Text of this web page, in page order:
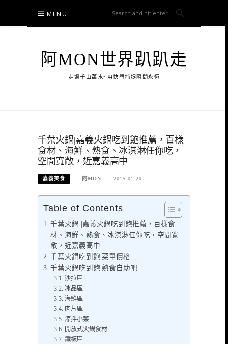
content
MENU
阿MON世界趴趴走
走遍千山萬水~用快門捕捉瞬間永恆
千葉火鍋|嘉義火鍋吃到飽推薦，百樣
食材、海鮮、熟食、冰淇淋任你吃，
空間寬敞，近嘉義高中
嘉義美食 阿MON 2015-01-20
Table of Contents
千葉火鍋 |嘉義火鍋吃到飽推薦，百樣食
材、海鮮、熟食、冰淇淋任你吃，空間寬
敞，近嘉義高中
千葉火鍋吃到飽|菜單價格
千葉火鍋吃到飽|熟食自助吧
沙拉區
冰品區
海鮮區
肉片區
涼拌小菜
開放式火鍋食材
鐵板區